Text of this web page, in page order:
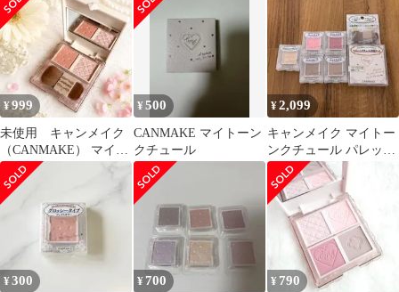
¥999
未使用 キャンメイク
（CANMAKE） マイト
ーンクチュール 2色パ
レット
¥500
CANMAKE マイトーン
クチュール
¥2,099
キャンメイク マイトー
ンクチュール パレット
ブラシ セット
¥300 ¥ 700 ¥ 790